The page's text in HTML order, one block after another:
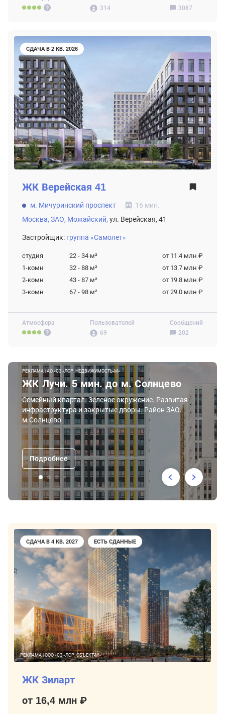
314
3087
СДАЧА В 2 КВ. 2026
Атмосфера
Пользователей
69
Сообщений
202
ЖК Верейская 41
м. Мичуринский проспект
16 мин.
Москва, ЗАО, Можайский, ул. Верейская, 41
Застройщик: группа «Самолет»
студия 22 - 34 м²
от 11.4 млн ₽
1-комн
32 - 88 м²
от 13.7 млн ₽
2-комн
43 - 87 м²
от 19.8 млн ₽
3-комн
67 - 98 м² от 29.0 млн ₽
РЕКЛАМА | АО «СЗ «ЛСР. НЕДВИЖИМОСТЬ-М»
ЖК Лучи. 5 мин. до м. Солнцево
Семейный квартал. Зеленое окружение. Развитая
инфраструктура и закрытые дворы. Район ЗАО.
м.Солнцево
Подробнее
СДАЧА В 4 КВ. 2027 ЕСТЬ СДАННЫЕ
РЕКЛАМА | ООО «СЗ «ЛСР. ОБЪЕКТ-М»
ЖК Зиларт
от 16,4 млн ₽